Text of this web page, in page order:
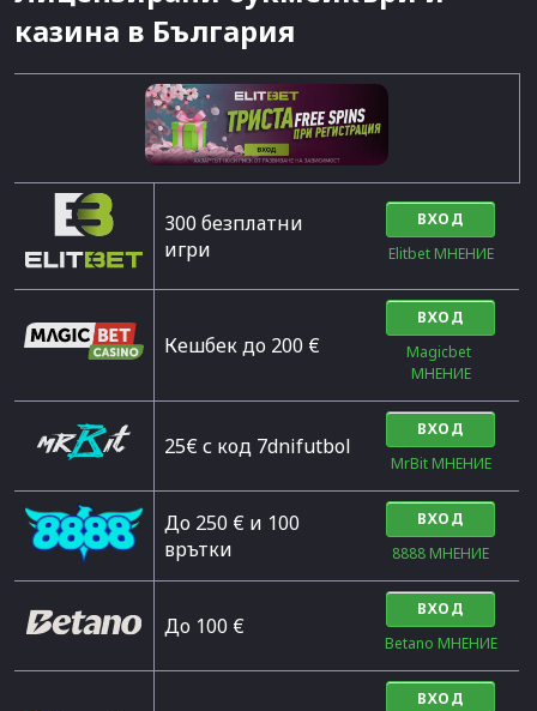
казина в България
300 безплатни
игри
ВХОД
Elitbet МНЕНИЕ
Кешбек до 200 €
ВХОД
Magicbet
МНЕНИЕ
25€ с код 7dnifutbol
ВХОД
MrBit МНЕНИЕ
До 250 € и 100
врътки
ВХОД
8888 МНЕНИЕ
Дo 100 €
ВХОД
Betano МНЕНИЕ
ВХОД